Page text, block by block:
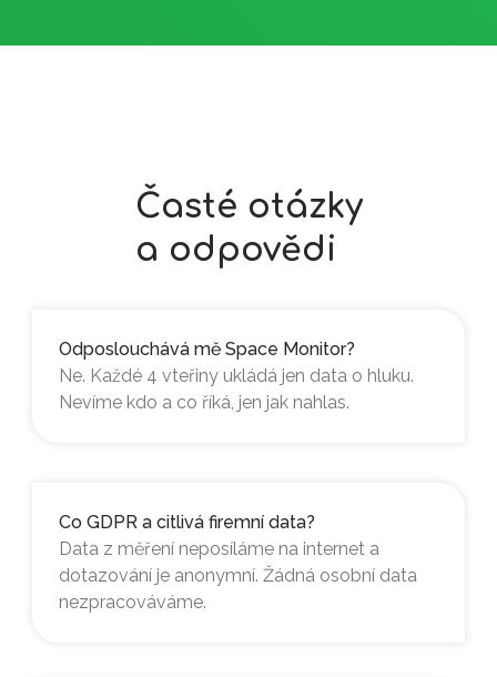
Časté otázky
a odpovědi
Odposlouchává mě Space Monitor?
Ne. Každé 4 vteřiny ukládá jen data o hluku.
Nevíme kdo a co říká, jen jak nahlas.
Co GDPR a citlivá firemní data?
Data z měření neposíláme na internet a
dotazování je anonymní. Žádná osobní data
nezpracováváme.